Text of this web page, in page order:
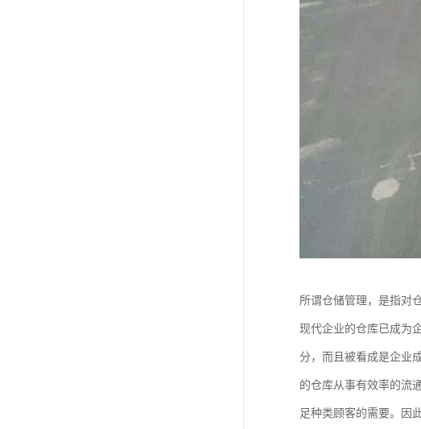
所谓仓储管理，是指对
现代企业的仓库已成为
分，而且被看成是企业
的仓库从事有效率的流
足种类顾客的需要。因